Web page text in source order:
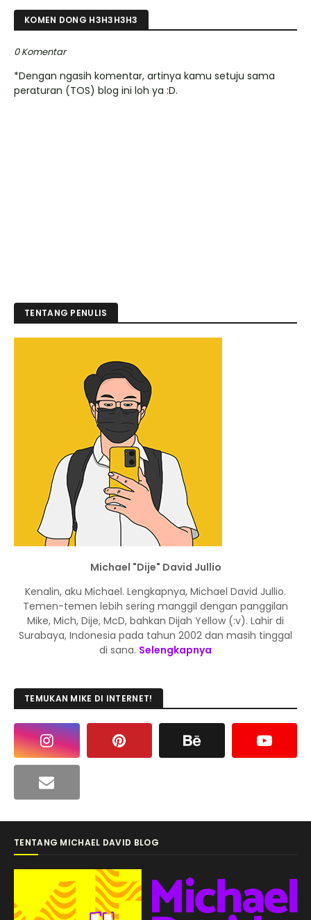
KOMEN DONG H3H3H3H3
0 Komentar
*Dengan ngasih komentar, artinya kamu setuju sama
peraturan (TOS) blog ini loh ya :D.
TENTANG PENULIS
Michael "Dije" David Jullio
Kenalin, aku Michael. Lengkapnya, Michael David Jullio.
Temen-temen lebih sering manggil dengan panggilan
Mike, Mich, Dije, McD, bahkan Dijah Yellow (:v). Lahir di
Surabaya, Indonesia pada tahun 2002 dan masih tinggal
di sana. Selengkapnya
TEMUKAN MIKE DI INTERNET!
TENTANG MICHAEL DAVID BLOG